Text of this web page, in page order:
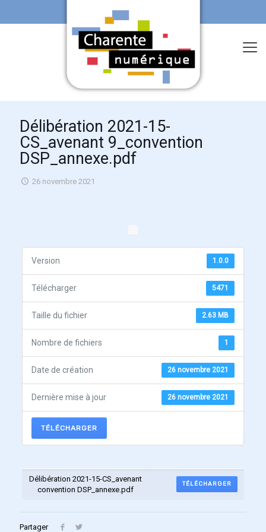
Délibération 2021-15-
CS_avenant 9_convention
DSP_annexe.pdf
26 novembre 2021
1.0.0
Version
5471
Télécharger
2.63 MB
Taille du fichier
1
Nombre de fichiers
26 novembre 2021
Date de création
26 novembre 2021
Dernière mise à jour
TÉLÉCHARGER
Délibération 2021-15-CS_avenant
convention DSP_annexe.pdf
TÉLÉCHARGER
Partager